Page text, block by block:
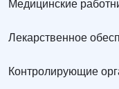
Медицинские
Лекарственное
Контролирующие